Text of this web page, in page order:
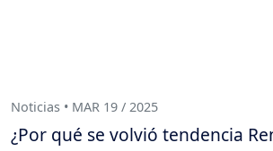
Noticias • MAR 19 / 2025
¿Por qué se volvió tendencia